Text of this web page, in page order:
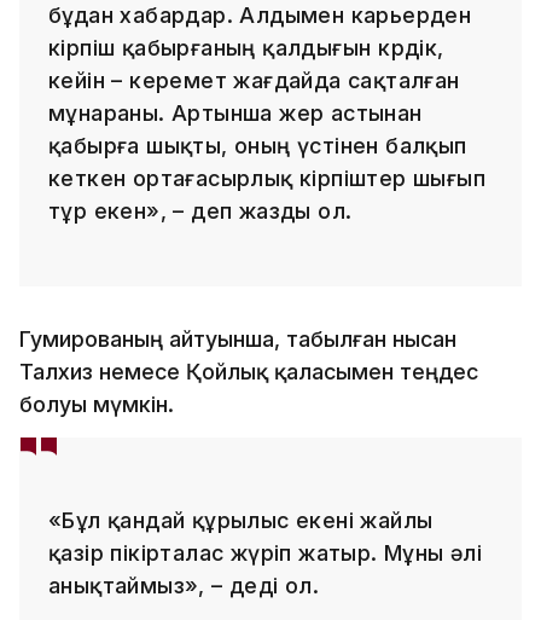
бұдан хабардар. Алдымен карьерден
кірпіш қабырғаның қалдығын көрдік,
кейін – керемет жағдайда сақталған
мұнараны. Артынша жер астынан
қабырға шықты, оның үстінен балқып
кеткен ортағасырлық кірпіштер шығып
тұр екен», – деп жазды ол.
Гумированың айтуынша, табылған нысан
Талхиз немесе Қойлық қаласымен теңдес
болуы мүмкін.
«Бұл қандай құрылыс екені жайлы
қазір пікірталас жүріп жатыр. Мұны әлі
анықтаймыз», – деді ол.